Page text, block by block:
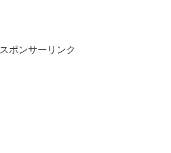
スポンサーリンク